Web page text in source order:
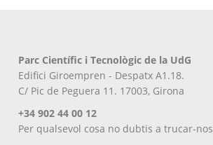
Parc Científic i Tecnològic de la UdG
Edifici Giroempren - Despatx A1.18.
C/ Pic de Peguera 11. 17003, Girona
+34 902 44 00 12
Per qualsevol cosa no dubtis a trucar-nos